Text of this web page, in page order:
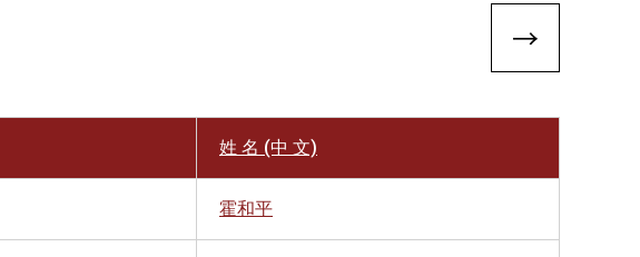
姓 名 (中 文)
霍和平